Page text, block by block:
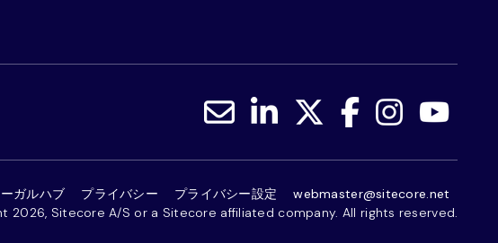
2026, Sitecore A/S or a Sitecore affiliated company. All rights reserved.
ーガルハブ プライバシー プライバシー設定 webmaster@sitecore.net